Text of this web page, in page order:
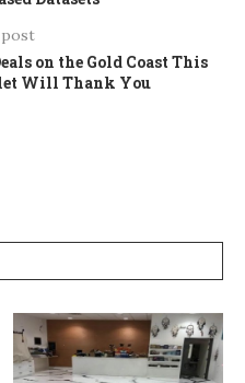
on the Gold Coast This
Will Thank You